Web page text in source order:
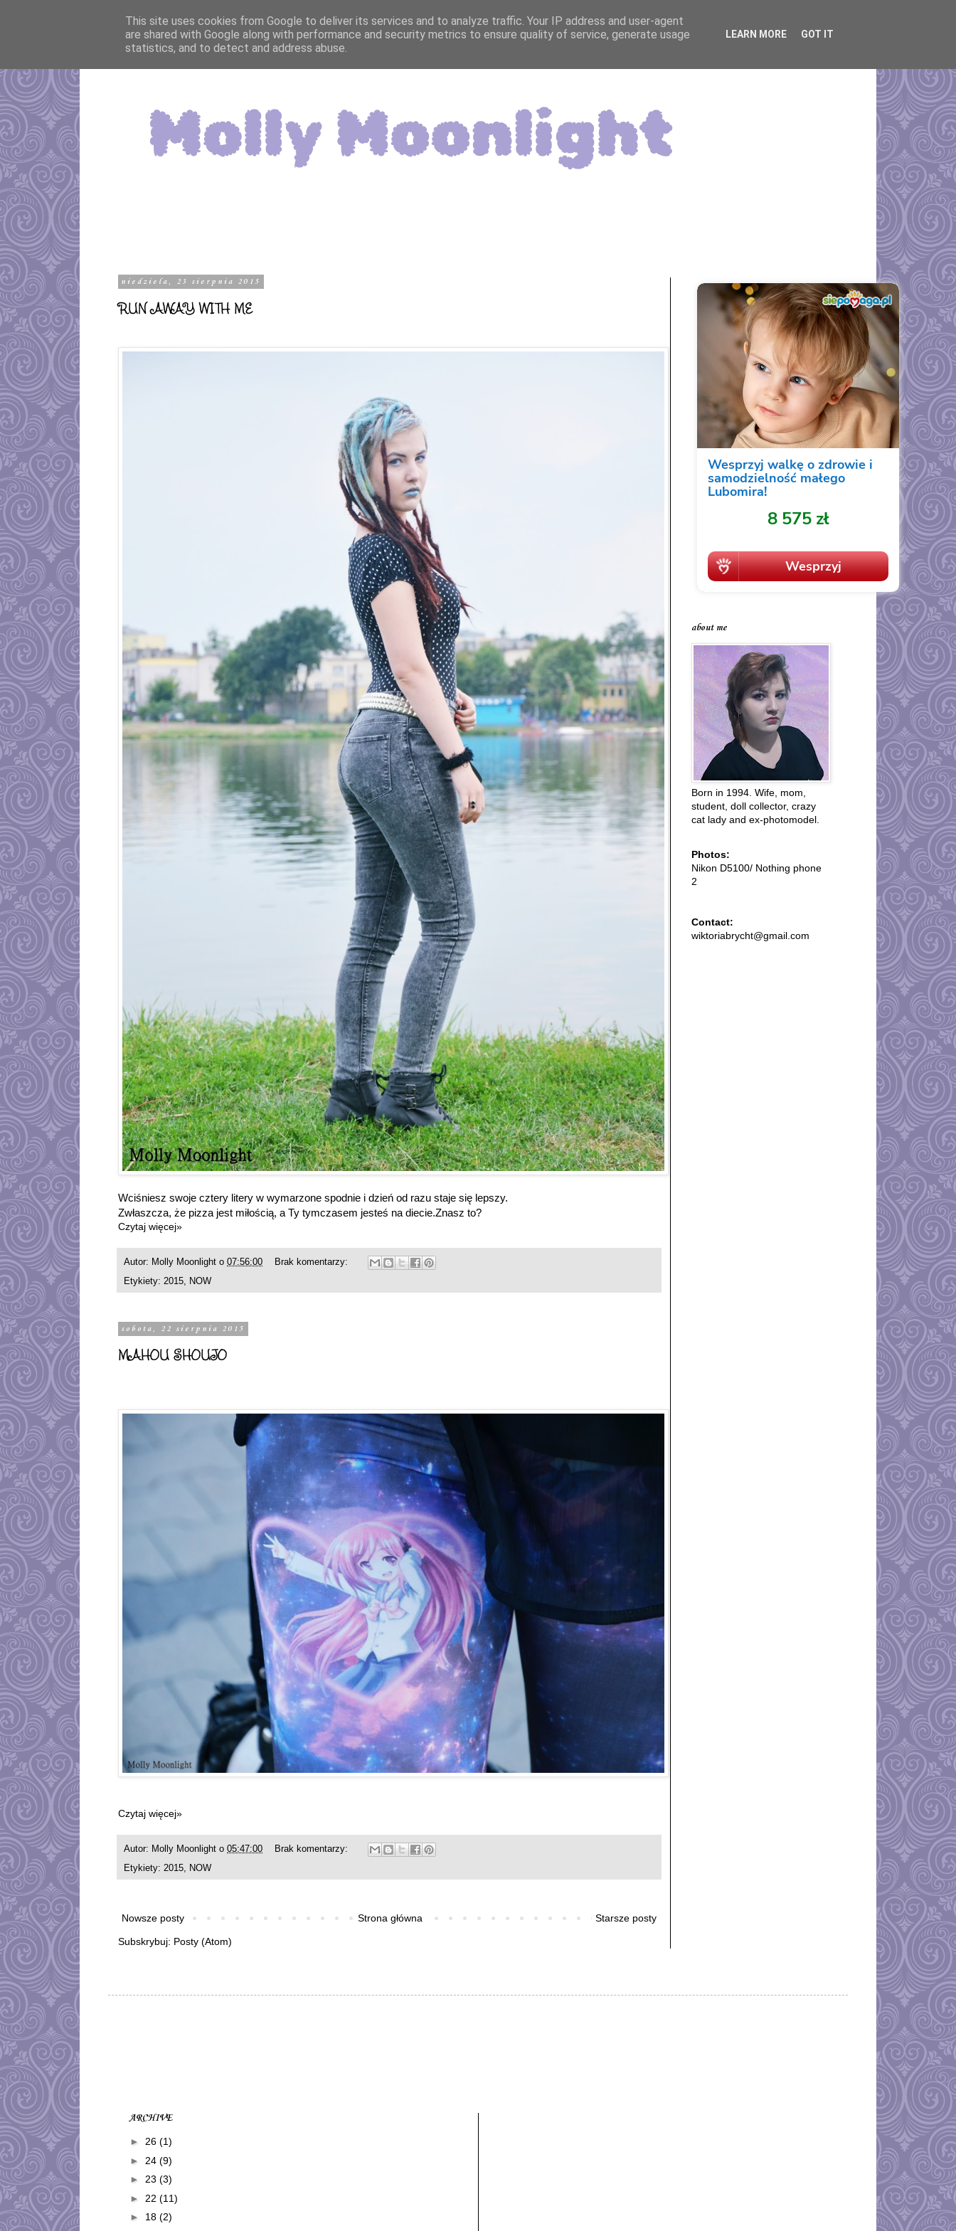
niedziela, 23 sierpnia 2015
RUN AWAY WITH ME
Wciśniesz swoje cztery litery w wymarzone spodnie i dzień od razu staje się lepszy.
Zwłaszcza, że pizza jest miłością, a Ty tymczasem jesteś na diecie.Znasz to?
Czytaj więcej»
Autor: Molly Moonlight o 07:56:00
Brak komentarzy:
Etykiety: 2015, NOW
sobota, 22 sierpnia 2015
MAHOU SHOUJO
Czytaj więcej»
Autor: Molly Moonlight o 05:47:00
Brak komentarzy:
Etykiety: 2015, NOW
Nowsze posty Starsze posty
Strona główna
Subskrybuj: Posty (Atom)
about me
Born in 1994. Wife, mom,
student, doll collector, crazy
cat lady and ex-photomodel.
Photos:
Nikon D5100/ Nothing phone
2
Contact:
wiktoriabrycht@gmail.com
ARCHIVE
► 26 (1)
► 24 (9)
► 23 (3)
► 22 (11)
► 18 (2)
This site uses cookies from Google to deliver its services and to analyze traffic. Your IP address and user-agent
are shared with Google along with performance and security metrics to ensure quality of service, generate usage
statistics, and to detect and address abuse.
LEARN MORE GOT IT